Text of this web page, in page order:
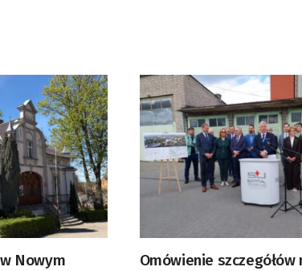
Nowym
Omówienie szczegółów